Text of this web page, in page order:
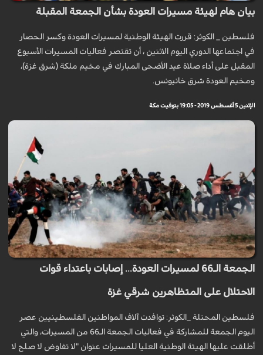
بيان هام لهيئة مسيرات العودة بشأن الجمعة المقبلة
فلسطين _ الكوثر: قررت الهيئة الوطنية لمسيرات العودة وكسر الحصار
في اجتماعها الدوري اليوم الاثنين ، أن تقتصر فعاليات المسيرات الأسبوع
المقبل على أداء صلاة عيد الأضحى المبارك في مخيم ملكة (شرق غزة)،
ومخيم العودة شرق خانيونس.
الإثنين 5 أغسطس 2019 - 19:05 بتوقيت مكة
الجمعة الـ66 لمسيرات العودة... إصابات باعتداء قوات
الاحتلال على المتظاهرين شرقي غزة
فلسطين المحتلة _الكوثر: توافدت آلاف المواطنين الفلسطينيين عصر
اليوم الجمعة للمشاركة في فعاليات الجمعة الـ66 من المسيرات، والتي
أطلقت عليها الهيئة الوطنية العليا للمسيرات عنوان "لا تفاوض لا صلح لا